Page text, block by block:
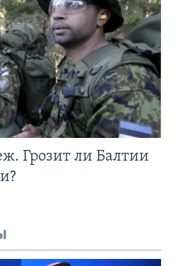
Грозит ли Балтии